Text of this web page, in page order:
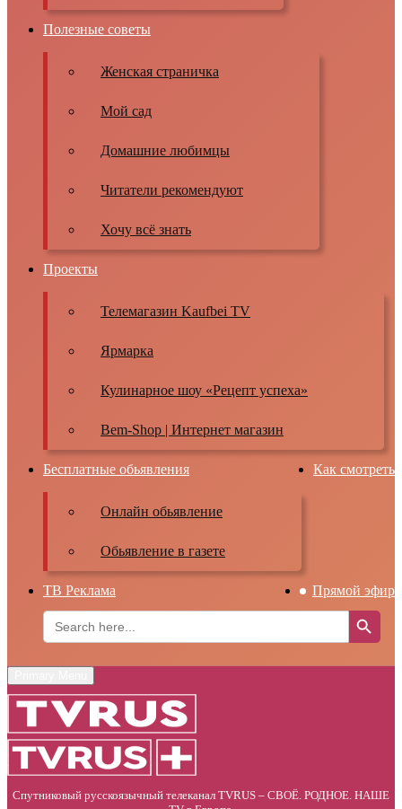
Полезные советы
Женская страничка
Мой сад
Домашние любимцы
Читатели рекомендуют
Хочу всё знать
Проекты
Телемагазин Kaufbei TV
Ярмарка
Кулинарное шоу «Рецепт успеха»
Bem-Shop | Интернет магазин
Бесплатные обьявления
Онлайн обьявление
Обьявление в газете
Как смотреть
ТВ Реклама
Прямой эфир
Search
for:
Search Button
Спутниковый русскоязычный телеканал TVRUS – СВОЁ. РОДНОЕ. НАШЕ